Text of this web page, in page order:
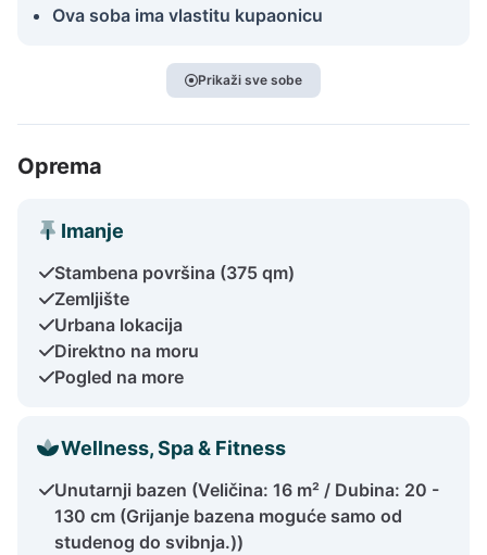
Ova soba ima vlastitu kupaonicu
Prikaži sve sobe
Oprema
Imanje
Stambena površina (375 qm)
Zemljište
Urbana lokacija
Direktno na moru
Pogled na more
Wellness, Spa & Fitness
Unutarnji bazen (Veličina: 16 m² / Dubina: 20 -
130 cm (Grijanje bazena moguće samo od
studenog do svibnja.))